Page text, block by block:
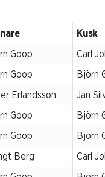
Kusk
Goop Carl
Goop Björn
Erlandsson Jan
Goop Björn
Goop Björn
Berg Carl